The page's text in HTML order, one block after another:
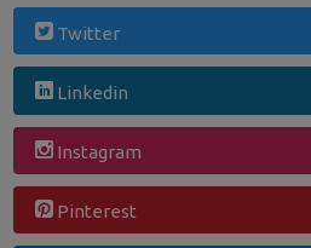
Twitter
Linkedin
Instagram
Pinterest